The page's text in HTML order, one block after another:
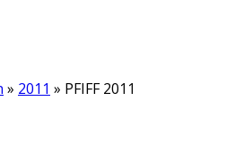
» 2011 » PFIFF 2011